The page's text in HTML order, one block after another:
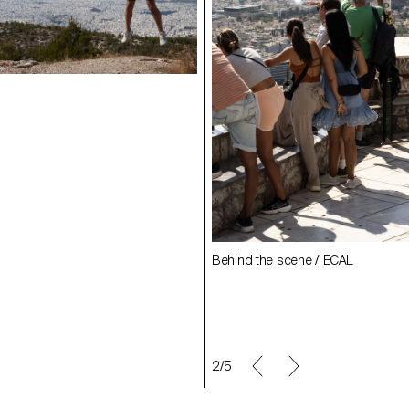
Rose Graf
Arseniy Litviniuk
Behind the scene / ECAL
2/5
/ ECAL
Behind the scene / ECAL